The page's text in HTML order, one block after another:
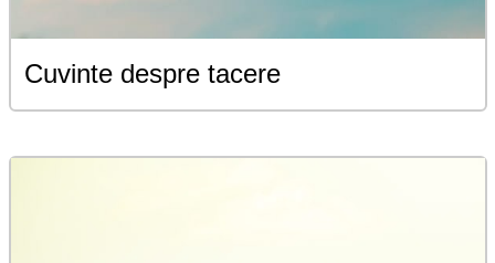
Cuvinte despre tacere